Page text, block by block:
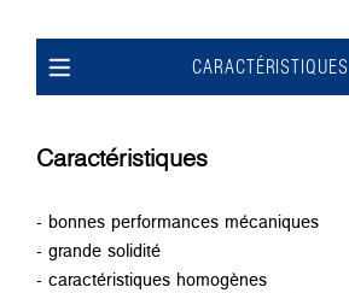
CARACTÉRISTIQUES
Caractéristiques
- bonnes performances mécaniques
- grande solidité
- caractéristiques homogènes